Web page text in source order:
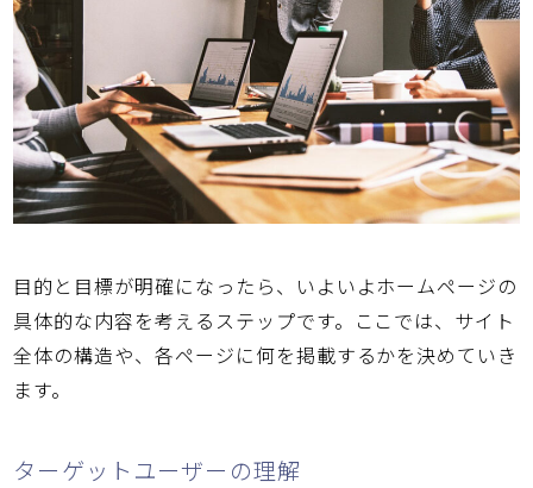
目的と目標が明確になったら、いよいよホームページの
具体的な内容を考えるステップです。ここでは、サイト
全体の構造や、各ページに何を掲載するかを決めていき
ます。
ターゲットユーザーの理解